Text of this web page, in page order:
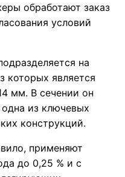
обработают заказ
условий
на
которых является
мм. В сечении он
из ключевых
конструкций.
применяют
до 0,25 % и с